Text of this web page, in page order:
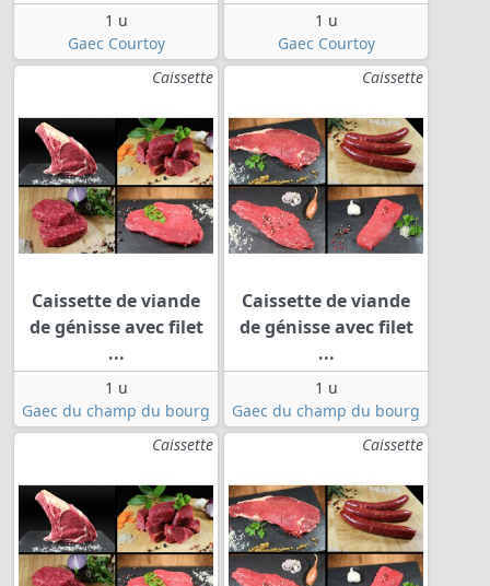
1 u
Gaec Courtoy
1 u
Gaec Courtoy
Caissette
Caissette de viande
de génisse avec filet
...
1 u
Gaec du champ du bourg
Caissette
Caissette de viande
de génisse avec filet
...
1 u
Gaec du champ du bourg
Caissette
Caissette